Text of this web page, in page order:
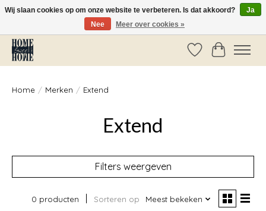
Vóór 14:00 besteld, dezelfde dag verzonden!
Verlanglijst
Home / Merken / Extend
Extend
Filters weergeven
0 producten Sorteren op Meest bekeken
Wij slaan cookies op om onze website te verbeteren. Is dat akkoord?
Ja
Nee
Meer over cookies »